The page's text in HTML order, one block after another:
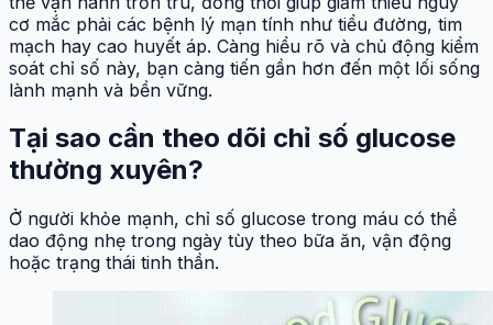
cơ mắc phải các bệnh lý mạn tính như tiểu đường, tim
mạch hay cao huyết áp. Càng hiểu rõ và chủ động kiểm
soát chỉ số này, bạn càng tiến gần hơn đến một lối sống
lành mạnh và bền vững.
Tại sao cần theo dõi chỉ số glucose
thường xuyên?
Ở người khỏe mạnh, chỉ số glucose trong máu có thể
dao động nhẹ trong ngày tùy theo bữa ăn, vận động
hoặc trạng thái tinh thần.